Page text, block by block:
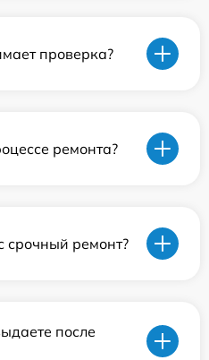
проверка?
ремонта?
срочный ремонт?
после